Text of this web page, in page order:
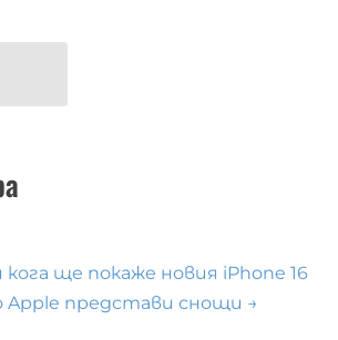
кога ще покаже новия iPhone 16
Apple представи снощи →